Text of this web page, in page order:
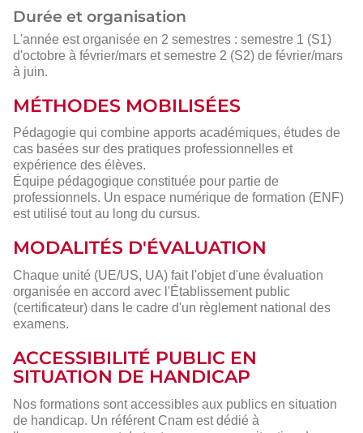
Durée et organisation
L'année est organisée en 2 semestres : semestre 1 (S1)
d'octobre à février/mars et semestre 2 (S2) de février/mars
à juin.
MÉTHODES MOBILISÉES
Pédagogie qui combine apports académiques, études de
cas basées sur des pratiques professionnelles et
expérience des élèves.
Équipe pédagogique constituée pour partie de
professionnels. Un espace numérique de formation (ENF)
est utilisé tout au long du cursus.
MODALITÉS D'ÉVALUATION
Chaque unité (UE/US, UA) fait l'objet d'une évaluation
organisée en accord avec l'Établissement public
(certificateur) dans le cadre d'un règlement national des
examens.
ACCESSIBILITÉ PUBLIC EN
SITUATION DE HANDICAP
Nos formations sont accessibles aux publics en situation
de handicap. Un référent Cnam est dédié à